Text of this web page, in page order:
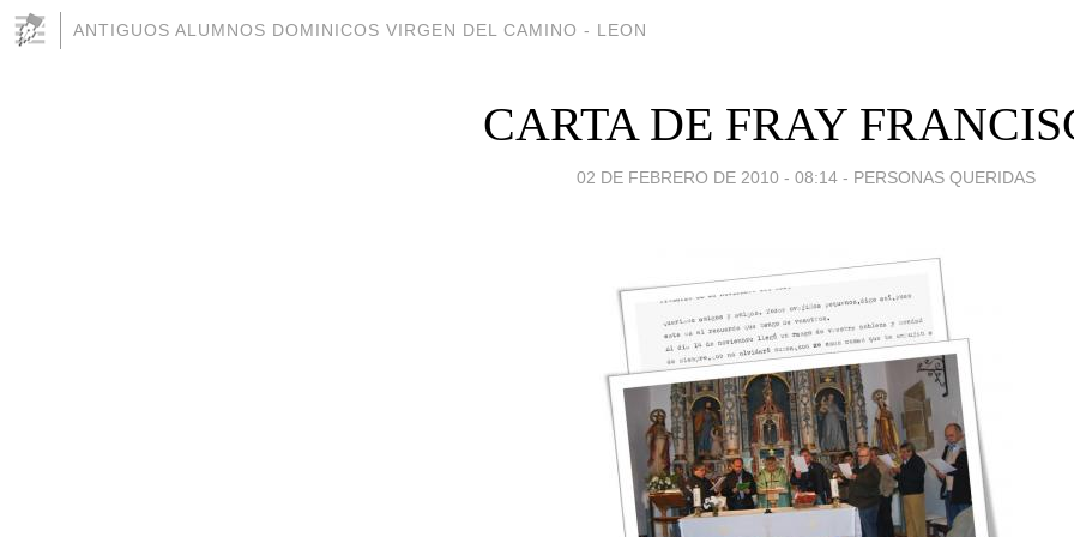
ANTIGUOS ALUMNOS DOMINICOS VIRGEN DEL CAMINO - LEON
CARTA DE FRAY
02 DE FEBRERO DE 2010 - 08:14 - PERSONAS QUERIDAS